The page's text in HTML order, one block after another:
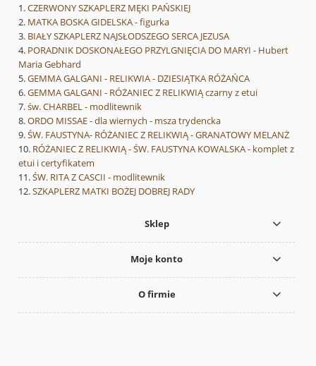
CZERWONY SZKAPLERZ MĘKI PAŃSKIEJ
MATKA BOSKA GIDELSKA - figurka
BIAŁY SZKAPLERZ NAJSŁODSZEGO SERCA JEZUSA
PORADNIK DOSKONAŁEGO PRZYLGNIĘCIA DO MARYI - Hubert
Maria Gebhard
GEMMA GALGANI - RELIKWIA - DZIESIĄTKA RÓŻAŃCA
GEMMA GALGANI - RÓŻANIEC Z RELIKWIĄ czarny z etui
św. CHARBEL - modlitewnik
ORDO MISSAE - dla wiernych - msza trydencka
ŚW. FAUSTYNA- RÓŻANIEC Z RELIKWIĄ - GRANATOWY MELANŻ
RÓŻANIEC Z RELIKWIĄ - ŚW. FAUSTYNA KOWALSKA - komplet z
etui i certyfikatem
ŚW. RITA Z CASCII - modlitewnik
SZKAPLERZ MATKI BOŻEJ DOBREJ RADY
Sklep
Moje konto
O firmie